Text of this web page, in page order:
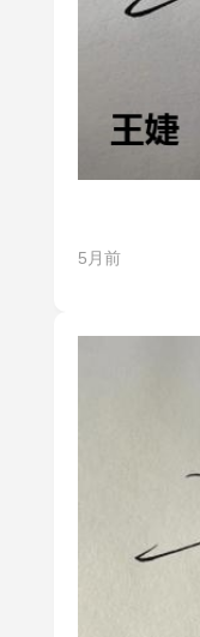
5月前